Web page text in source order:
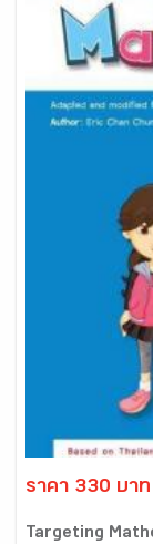
ราคา 330 บาท
Targeting